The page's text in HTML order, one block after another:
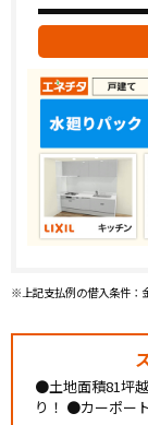
※上記支払例の借入条件：
●土地面積81坪
り！ ●カーポー